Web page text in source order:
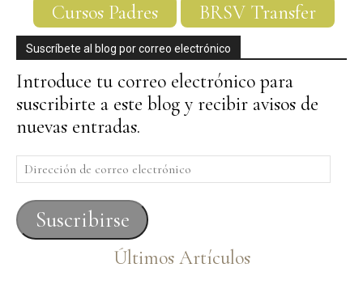
Cursos Padres BRSV Transfer
Suscríbete al blog por correo electrónico
Introduce tu correo electrónico para
suscribirte a este blog y recibir avisos de
nuevas entradas.
Dirección
de
correo
electrónico
Suscribirse
Últimos Artículos